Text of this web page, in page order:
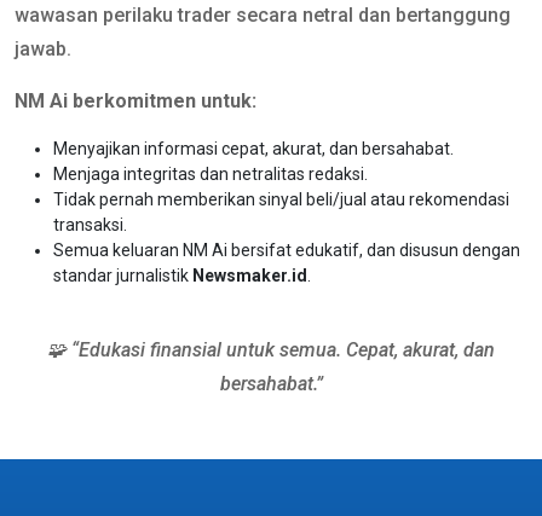
wawasan perilaku trader secara netral dan bertanggung
jawab.
NM Ai berkomitmen untuk:
Menyajikan informasi cepat, akurat, dan bersahabat.
Menjaga integritas dan netralitas redaksi.
Tidak pernah memberikan sinyal beli/jual atau rekomendasi
transaksi.
Semua keluaran NM Ai bersifat edukatif, dan disusun dengan
standar jurnalistik Newsmaker.id
🧩 “Edukasi finansial untuk semua. Cepat, akurat, dan
bersahabat.”